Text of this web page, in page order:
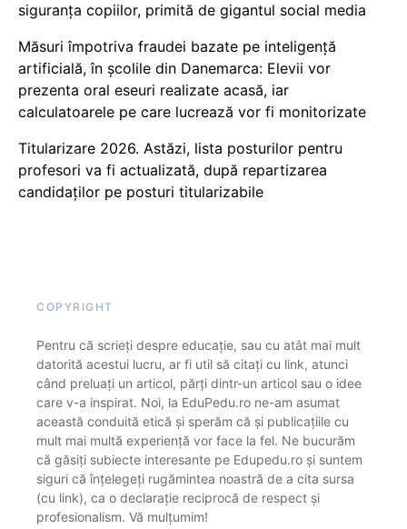
siguranța copiilor, primită de gigantul social media
Măsuri împotriva fraudei bazate pe inteligență
artificială, în școlile din Danemarca: Elevii vor
prezenta oral eseuri realizate acasă, iar
calculatoarele pe care lucrează vor fi monitorizate
Titularizare 2026. Astăzi, lista posturilor pentru
profesori va fi actualizată, după repartizarea
candidaților pe posturi titularizabile
COPYRIGHT
Pentru că scrieți despre educație, sau cu atât mai mult
datorită acestui lucru, ar fi util să citați cu link, atunci
când preluați un articol, părți dintr-un articol sau o idee
care v-a inspirat. Noi, la EduPedu.ro ne-am asumat
această conduită etică și sperăm că și publicațiile cu
mult mai multă experiență vor face la fel. Ne bucurăm
că găsiți subiecte interesante pe Edupedu.ro și suntem
siguri că înțelegeți rugămintea noastră de a cita sursa
(cu link), ca o declarație reciprocă de respect și
profesionalism. Vă mulțumim!